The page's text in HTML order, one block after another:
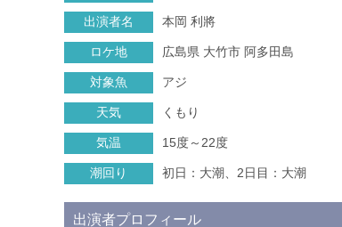
出演者名 本岡 利將
ロケ地 広島県 大竹市 阿多田島
対象魚 アジ
天気 くもり
気温 15度～22度
潮回り 初日：大潮、2日目：大潮
出演者プロフィール